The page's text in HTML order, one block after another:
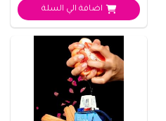
اضافة الي السلة